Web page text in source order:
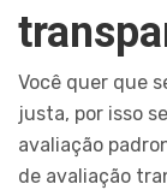
Você quer que
justa, por isso
avaliação
de avaliação